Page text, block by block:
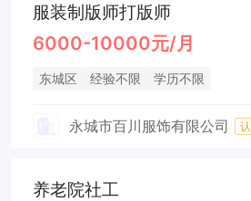
服装制版师打版师
6000-10000元/月
东城区 经验不限 学历不限
永城市百川服饰有限公司
养老院社工